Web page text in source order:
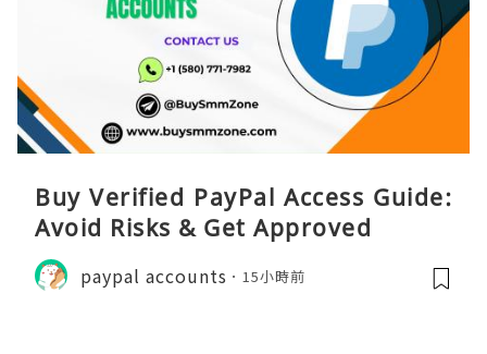
Buy Verified PayPal Access Guide:
Avoid Risks & Get Approved
paypal accounts 15小時前